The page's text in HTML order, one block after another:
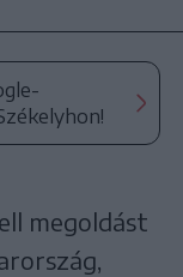
megoldást